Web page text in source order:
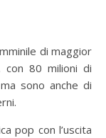
di maggior
con 80 milioni di
sono anche di
pop con l’uscita